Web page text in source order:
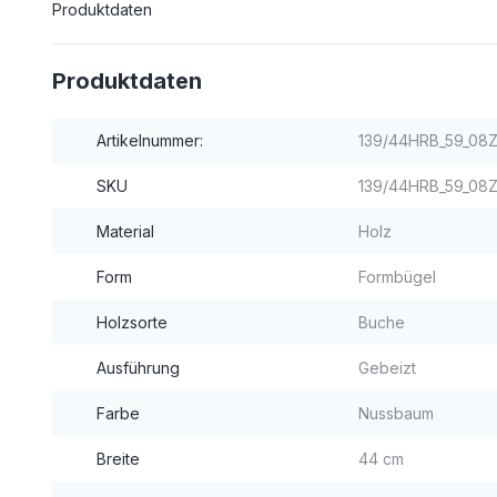
Produktdaten
Produktdaten
Artikelnummer: 139/44HRB_59_08Z
SKU 139/
Material Holz
Form Formbügel
Holzsorte Buche
Ausführung Gebeizt
Farbe Nussbaum
Breite 44 cm